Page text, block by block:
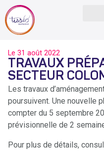
Le 31 août 2022
TRAVAUX
SECTEUR
Les travaux
poursuivent. Une nouvelle
compter du 5 septembre
prévisionnelle de 2
Pour plus de détails,